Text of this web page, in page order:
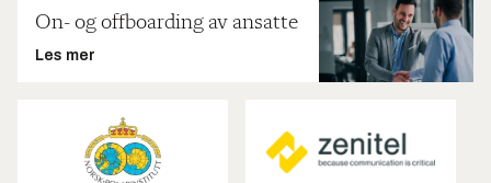
On- og offboarding av ansatte
Les mer